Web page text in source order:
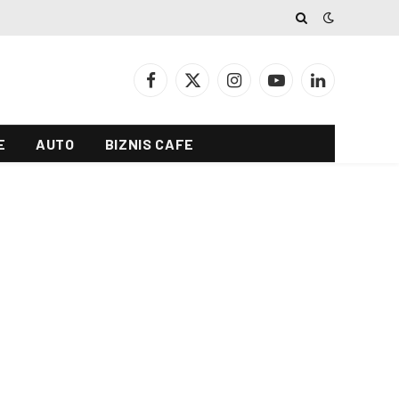
Facebook
X
InstagramYouTubeLinkedIn
AUTO BIZNIS CAFE